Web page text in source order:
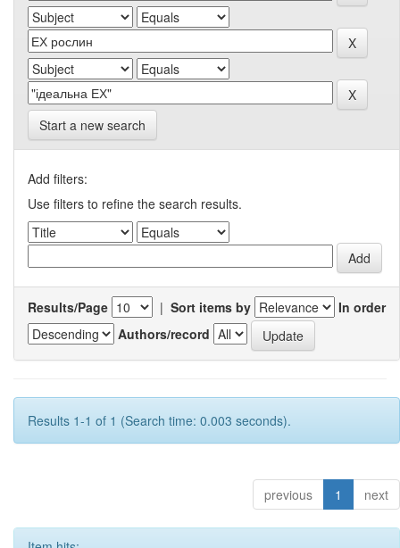
Start a new search
Add filters:
Use filters to refine the search results.
Results/Page | Sort items by
In order
Authors/record
Results 1-1 of 1 (Search time: 0.003 seconds).
previous 1 next